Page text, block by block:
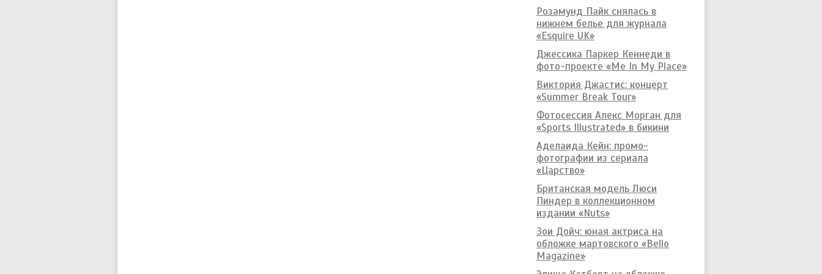
Розамунд Пайк снялась в
нижнем белье для журнала
«Esquire UK»
Джессика Паркер Кеннеди в
фото-проекте «Me In My Place»
Виктория Джастис: концерт
«Summer Break Tour»
Фотосессия Алекс Морган для
«Sports Illustrated» в бикини
Аделаида Кейн: промо-
фотографии из сериала
«Царство»
Британская модель Люси
Пиндер в коллекционном
издании «Nuts»
Зои Дойч: юная актриса на
обложке мартовского «Bello
Magazine»